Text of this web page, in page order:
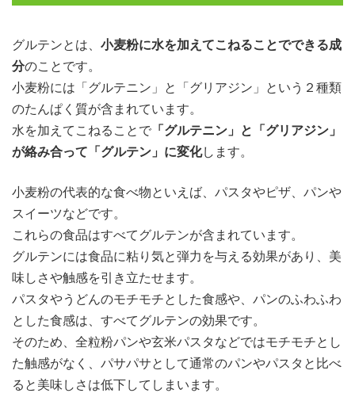
グルテンとは、 小麦粉に水を加えてこねることでできる成
分のことです。
小麦粉には「グルテニン」と「グリアジン」という２種類
のたんぱく質が含まれています。
水を加えてこねることで 「グルテニン」と「グリアジン」
が絡み合って「グルテン」に変化します。
小麦粉の代表的な食べ物といえば、パスタやピザ、パンや
スイーツなどです。
これらの食品はすべてグルテンが含まれています。
グルテンには食品に粘り気と弾力を与える効果があり、美
味しさや触感を引き立たせます。
パスタやうどんのモチモチとした食感や、パンのふわふわ
とした食感は、すべてグルテンの効果です。
そのため、全粒粉パンや玄米パスタなどではモチモチとし
た触感がなく、パサパサとして通常のパンやパスタと比べ
ると美味しさは低下してしまいます。